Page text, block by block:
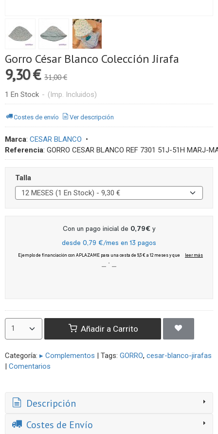
Gorro César Blanco Colección Jirafa
9,30 € 31,00 €
1 En Stock - (Imp. Incluidos)
Costes de envío Ver descripción
Marca: CESAR BLANCO •
Referencia: GORRO CESAR BLANCO REF 7301 51J-51H MARJ-
Talla
Añadir a Carrito
Categoría: ▸ Complementos | Tags: GORRO cesar-blanco-jirafas
| Comentarios
Descripción
Costes de Envío